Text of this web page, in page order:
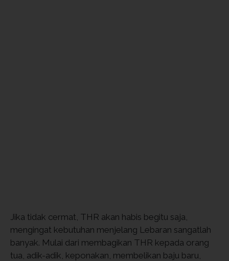
Jika tidak cermat, THR akan habis begitu saja,
mengingat kebutuhan menjelang Lebaran sangatlah
banyak. Mulai dari membagikan THR kepada orang
tua, adik-adik, keponakan, membelikan baju baru,